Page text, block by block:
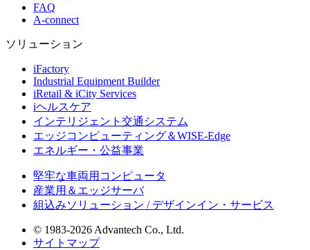
FAQ
A-connect
ソリューション
iFactory
Industrial Equipment Builder
iRetail & iCity Services
iヘルスケア
インテリジェント交通システム
エッジコンピューティング＆WISE-Edge
エネルギー・公益事業
堅牢な車両用コンピュータ
産業用＆エッジサーバ
組込みソリューション / デザインイン・サービス
© 1983-2026 Advantech Co., Ltd.
サイトマップ